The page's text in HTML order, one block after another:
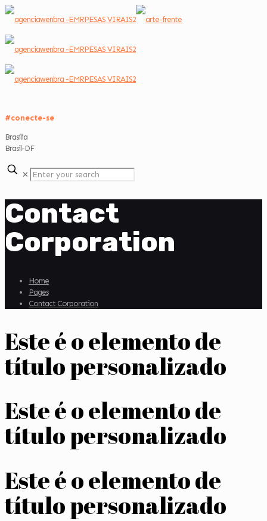
#conecte-se
Brasília
Brasil-DF
✕
Contact
Corporation
Home
Pages
Contact Corporation
Este é o elemento de
título personalizado
Este é o elemento de
título personalizado
Este é o elemento de
título personalizado